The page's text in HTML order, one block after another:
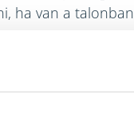
ha van a
speciel
tudok enni már
nagyon töri